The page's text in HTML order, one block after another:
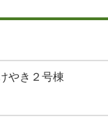
やき２号棟